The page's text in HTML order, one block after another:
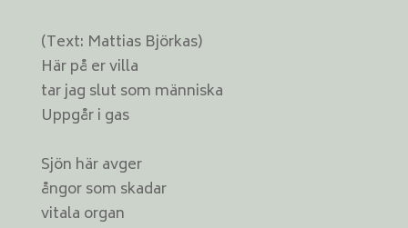
(Text: Mattias Björkas)
Här på er villa
tar jag slut som människa
Uppgår i gas
Sjön här avger
ångor som skadar
vitala organ